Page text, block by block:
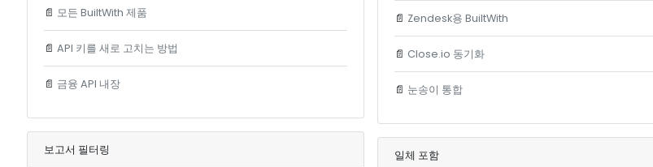
📄 모든 BuiltWith 제품
📄 API 키를 새로 고치는 방법
📄 금융 API 내장
보고서 필터링
📄 Zendesk용 BuiltWith
📄 Close.io 동기화
📄 눈송이 통합
일체 포함